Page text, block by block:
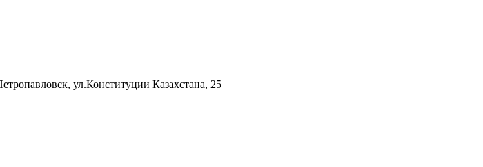
ул.Конституции Казахстана, 25